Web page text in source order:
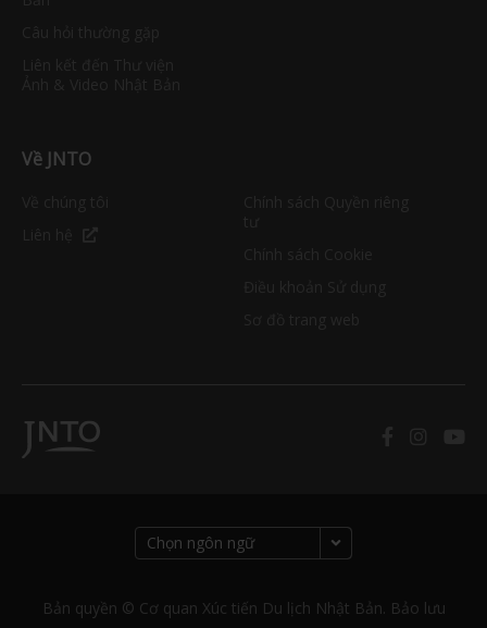
Về JNTO
Bản quyền © Cơ quan Xúc tiến Du lịch Nhật Bản. Bảo lưu